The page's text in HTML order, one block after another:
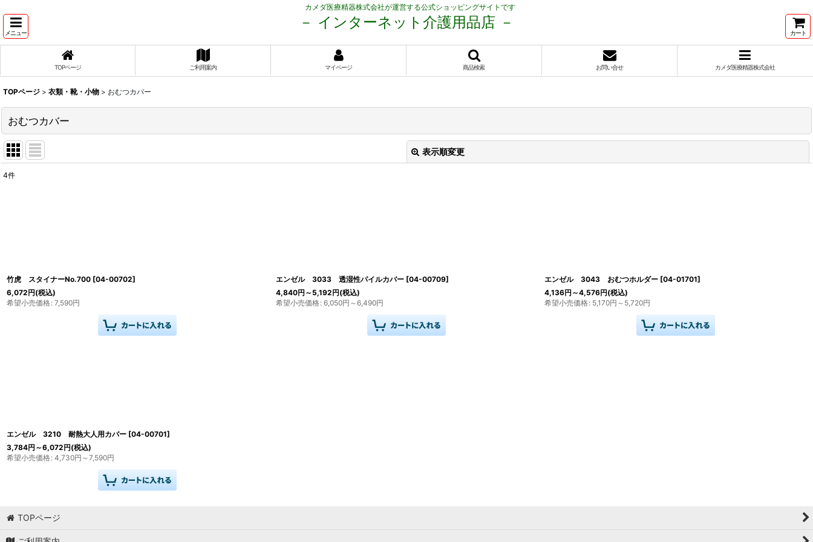
カメダ医療精器株式会社が運営する公式ショッピングサイトです
メニュー
－ インターネット介護用品店 －
カート
TOPページ ご利用案内 マイページ 商品検索 お問い合せ カメダ医療精器株式会社
TOPページ > 衣類・靴・小物 > おむつカバー
おむつカバー
表示順変更
4件
竹虎 スタイナーNo.700 [04-00702]
6,072円(税込)
希望小売価格: 7,590円
エンゼル 3033 透湿性パイルカバー [04-00709]
4,840円 ～5,192円(税込)
希望小売価格: 6,050円 ～6,490円
エンゼル 3043 おむつホルダー [04-01701]
4,136円 ～4,576円(税込)
希望小売価格: 5,170円 ～5,720円
エンゼル 3210 耐熱大人用カバー [04-00701]
3,784円 ～6,072円(税込)
希望小売価格: 4,730円 ～7,590円
TOPページ